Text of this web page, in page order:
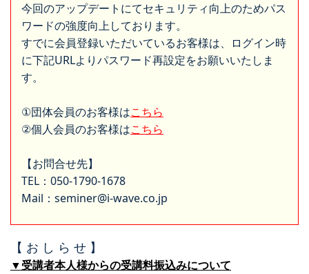
今回のアップデートにてセキュリティ向上のためパス
ワードの強度向上しております。
すでに会員登録いただいているお客様は、ログイン時
に下記URLよりパスワード再設定をお願いいたしま
す。
①団体会員のお客様はこちら
②個人会員のお客様はこちら
【お問合せ先】
TEL：050-1790-1678
Mail：seminer@i-wave.co.jp
【 お し ら せ 】
▼受講者本人様からの受講料振込みについて